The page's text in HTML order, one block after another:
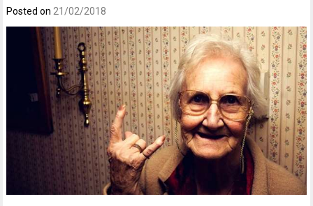
Posted on 21/02/2018